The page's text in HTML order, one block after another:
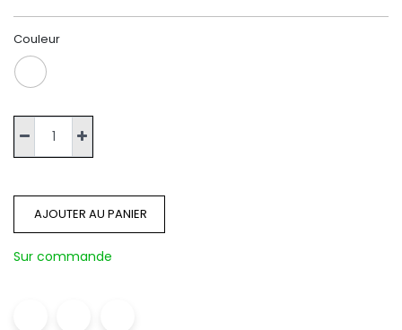
Couleur
AJOUTER AU PANIER
Sur commande